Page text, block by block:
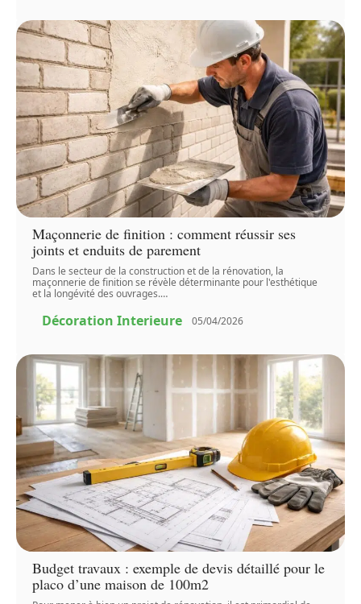
Maçonnerie de finition : comment réussir ses
joints et enduits de parement
Dans le secteur de la construction et de la rénovation, la
maçonnerie de finition se révèle déterminante pour l'esthétique
et la longévité des ouvrages.…
Décoration Interieure 05/04/2026
Budget travaux : exemple de devis détaillé pour le
placo d’une maison de 100m2